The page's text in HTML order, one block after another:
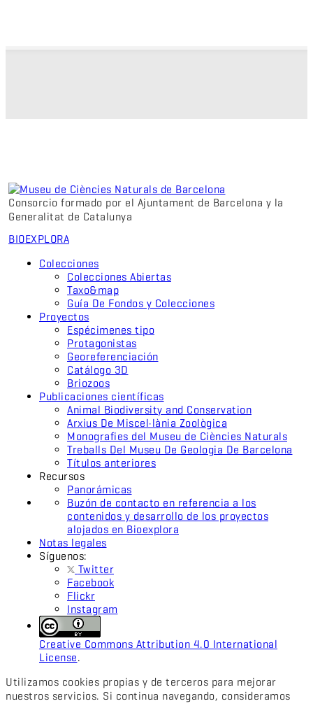
Consorcio formado por el Ajuntament de Barcelona y la
Generalitat de Catalunya
BIOEXPLORA
Colecciones
Colecciones Abiertas
Taxo&map
Guía De Fondos y Colecciones
Proyectos
Espécimenes tipo
Protagonistas
Georeferenciación
Catálogo 3D
Briozoos
Publicaciones científicas
Animal Biodiversity and Conservation
Arxius De Miscel·lània Zoològica
Monografies del Museu de Ciències Naturals
Treballs Del Museu De Geologia De Barcelona
Títulos anteriores
Recursos
Panorámicas
Buzón de contacto en referencia a los
contenidos y desarrollo de los proyectos
alojados en Bioexplora
Notas legales
Síguenos:
Twitter
Facebook
Flickr
Instagram
Creative Commons Attribution 4.0 International
License.
Utilizamos cookies propias y de terceros para mejorar
nuestros servicios. Si continua navegando, consideramos